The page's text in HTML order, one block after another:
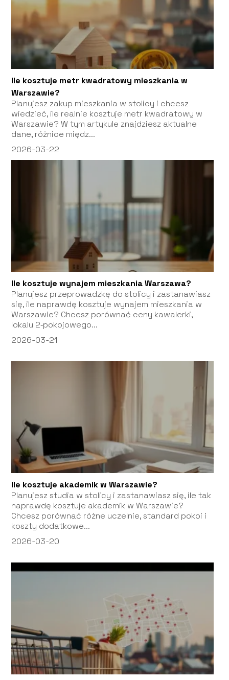
Ile kosztuje metr kwadratowy mieszkania w
Warszawie?
Planujesz zakup mieszkania w stolicy i chcesz
wiedzieć, ile realnie kosztuje metr kwadratowy w
Warszawie? W tym artykule znajdziesz aktualne
dane, różnice międz...
2026-03-22
Ile kosztuje wynajem mieszkania Warszawa?
Planujesz przeprowadzkę do stolicy i zastanawiasz
się, ile naprawdę kosztuje wynajem mieszkania w
Warszawie? Chcesz porównać ceny kawalerki,
lokalu 2‑pokojowego...
2026-03-21
Ile kosztuje akademik w Warszawie?
Planujesz studia w stolicy i zastanawiasz się, ile tak
naprawdę kosztuje akademik w Warszawie?
Chcesz porównać różne uczelnie, standard pokoi i
koszty dodatkowe...
2026-03-20